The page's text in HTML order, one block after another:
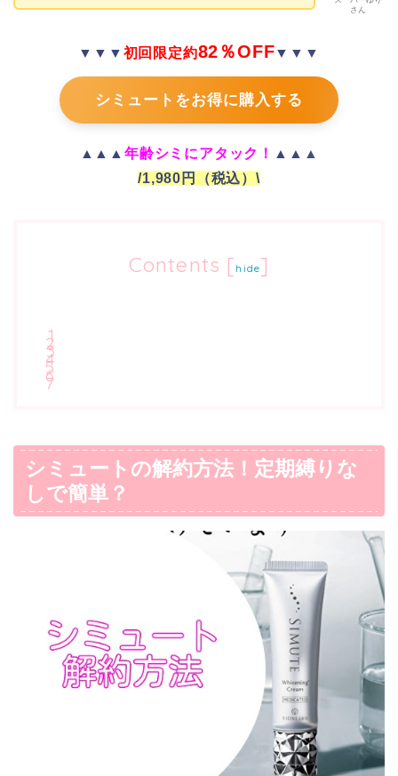
さん
▼▼▼ 初回限定約82％OFF▼▼▼
シミュートをお得に購入する
▲▲▲ 年齢シミにアタック！
▲▲▲
/1,980円（税込）\
Contents [ hide]
シミュートの解約方法！定期縛りな
しで簡単？